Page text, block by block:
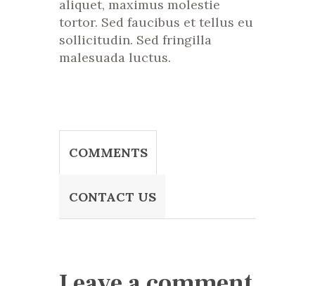
aliquet, maximus molestie
tortor. Sed faucibus et tellus eu
sollicitudin. Sed fringilla
malesuada luctus.
COMMENTS
CONTACT US